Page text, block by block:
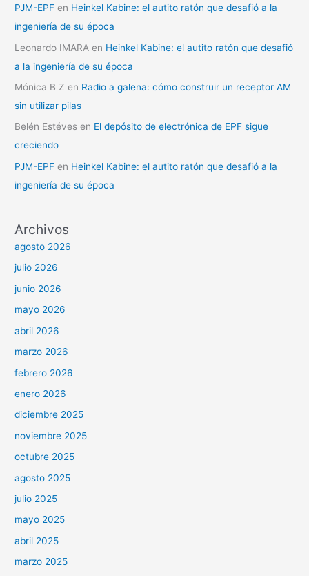
PJM-EPF en Heinkel Kabine: el autito ratón que desafió a la
ingeniería de su época
Leonardo IMARA en Heinkel Kabine: el autito ratón que desafió
a la ingeniería de su época
Mónica B Z en Radio a galena: cómo construir un receptor AM
sin utilizar pilas
Belén Estéves en El depósito de electrónica de EPF sigue
creciendo
PJM-EPF en Heinkel Kabine: el autito ratón que desafió a la
ingeniería de su época
Archivos
agosto 2026
julio 2026
junio 2026
mayo 2026
abril 2026
marzo 2026
febrero 2026
enero 2026
diciembre 2025
noviembre 2025
octubre 2025
agosto 2025
julio 2025
mayo 2025
abril 2025
marzo 2025